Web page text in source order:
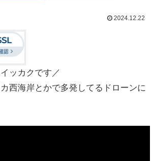
2024.12.22
ッカクです／
西海岸とかで多発してるドローンに